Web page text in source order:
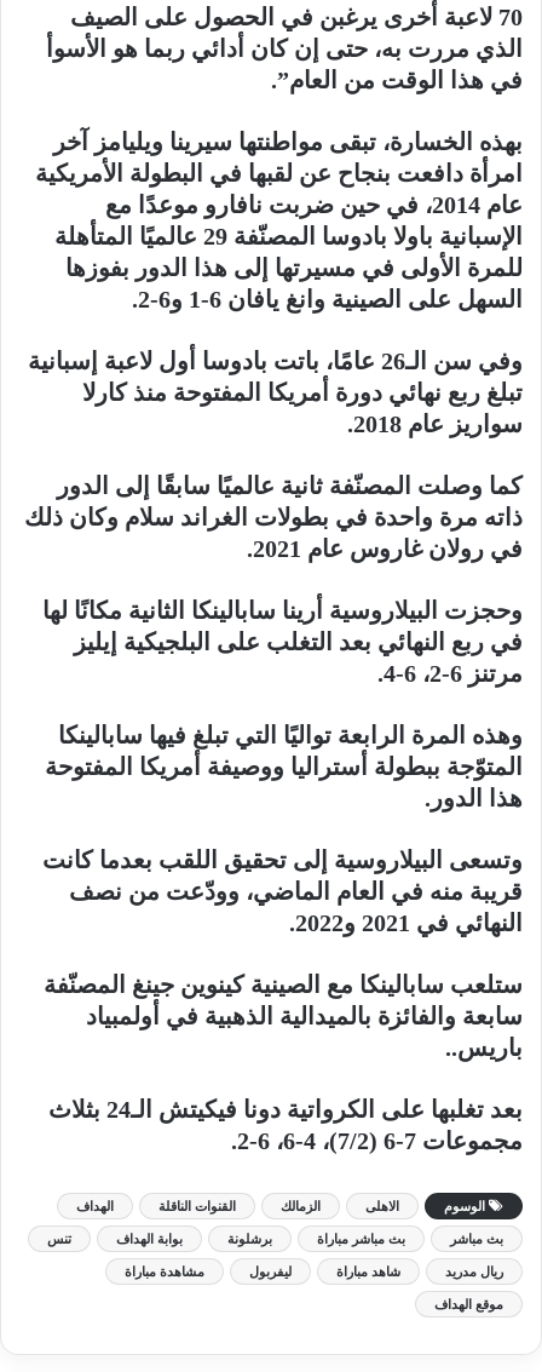
70 لاعبة أخرى يرغبن في الحصول على الصيف
الذي مررت به، حتى إن كان أدائي ربما هو الأسوأ
في هذا الوقت من العام”.
بهذه الخسارة، تبقى مواطنتها سيرينا ويليامز آخر
امرأة دافعت بنجاح عن لقبها في البطولة الأمريكية
عام 2014، في حين ضربت نافارو موعدًا مع
الإسبانية باولا بادوسا المصنّفة 29 عالميًا المتأهلة
للمرة الأولى في مسيرتها إلى هذا الدور بفوزها
السهل على الصينية وانغ يافان 6-1 و6-2.
وفي سن الـ26 عامًا، باتت بادوسا أول لاعبة إسبانية
تبلغ ربع نهائي دورة أمريكا المفتوحة منذ كارلا
سواريز عام 2018.
كما وصلت المصنّفة ثانية عالميًا سابقًا إلى الدور
ذاته مرة واحدة في بطولات الغراند سلام وكان ذلك
في رولان غاروس عام 2021.
وحجزت البيلاروسية أرينا سابالينكا الثانية مكانًا لها
في ربع النهائي بعد التغلب على البلجيكية إيليز
مرتنز 6-2، 6-4.
وهذه المرة الرابعة تواليًا التي تبلغ فيها سابالينكا
المتوّجة ببطولة أستراليا ووصيفة أمريكا المفتوحة
هذا الدور.
وتسعى البيلاروسية إلى تحقيق اللقب بعدما كانت
قريبة منه في العام الماضي، وودّعت من نصف
النهائي في 2021 و2022.
ستلعب سابالينكا مع الصينية كينوين جينغ المصنّفة
سابعة والفائزة بالميدالية الذهبية في أولمبياد
باريس..
بعد تغلبها على الكرواتية دونا فيكيتش الـ24 بثلاث
مجموعات 7-6 (7/2)، 4-6، 6-2.
الوسوم الاهلى الزمالك القنوات الناقلة الهداف
بث مباشر بث مباشر مباراة برشلونة بوابة الهداف تنس
ريال مدريد شاهد مباراة ليفربول مشاهدة مباراة
موقع الهداف